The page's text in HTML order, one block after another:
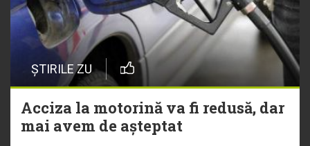
ȘTIRILE ZU
Acciza la motorină va fi redusă, dar
mai avem de așteptat